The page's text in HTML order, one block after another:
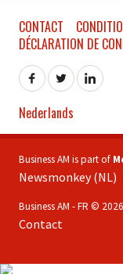
CONTACT
DÉCLARATION DE
Nederlands
Business AM is part of
Newsmonkey (NL)
Business AM - FR © 2026
Contact